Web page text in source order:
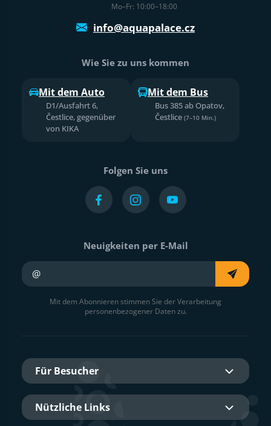
Mo–Fr: 10:00–18:00
info@aquapalace.cz
Wie Sie zu uns kommen
Mit dem Auto
D1/Ausfahrt 6,
Čestlice, gegenüber
von KIKA
Mit dem Bus
Bus 385 ab Opatov,
Čestlice (7–10 Min.)
Folgen Sie uns
Neuigkeiten per E-Mail
Mit dem Abonnieren stimmen Sie der Verarbeitung
personenbezogener Daten zu.
Für Besucher
Nützliche Links